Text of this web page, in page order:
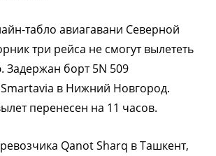
табло авиагавани Северной
три рейса не смогут вылететь
Задержан борт 5N 509
в Нижний Новгород.
перенесен на 11 часов.
Qanot Sharq в Ташкент,